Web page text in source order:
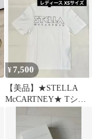
¥ 7,500
【美品】★STELLA
McCARTNEY★ Tシャ